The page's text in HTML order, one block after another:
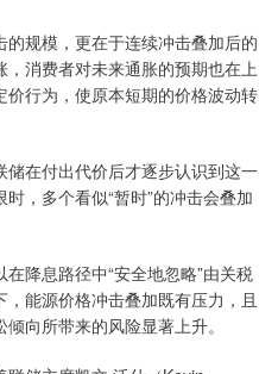
规模，更在于连续冲击叠加后的
消费者对未来通胀的预期也在上
行为，使原本短期的价格波动转
在付出代价后才逐步认识到这一
，多个看似“暂时”的冲击会叠加
降息路径中“安全地忽略”由关税
能源价格冲击叠加既有压力，且
向所带来的风险显著上升。